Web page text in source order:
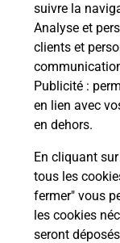
suivre la
Analyse et
clients et
Publicité :
en lien avec
en dehors.
En cliquant
tous les
fermer" vous
les cookies
seront
Envoyer un
toutes les
En savoir